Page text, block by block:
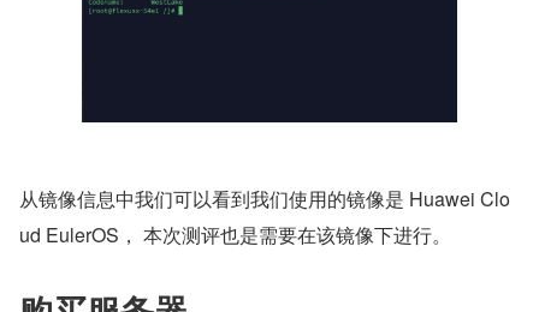
从镜像信息中我们可以看到我们使用的镜像是 Huawei Clo
ud EulerOS， 本次测评也是需要在该镜像下进行。